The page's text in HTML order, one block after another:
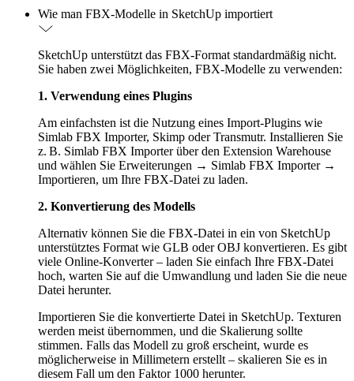
Wie man FBX-Modelle in SketchUp importiert
SketchUp unterstützt das FBX-Format standardmäßig nicht.
Sie haben zwei Möglichkeiten, FBX-Modelle zu verwenden:
1. Verwendung eines Plugins
Am einfachsten ist die Nutzung eines Import-Plugins wie
Simlab FBX Importer, Skimp oder Transmutr. Installieren Sie
z. B. Simlab FBX Importer über den Extension Warehouse
und wählen Sie Erweiterungen → Simlab FBX Importer →
Importieren, um Ihre FBX-Datei zu laden.
2. Konvertierung des Modells
Alternativ können Sie die FBX-Datei in ein von SketchUp
unterstütztes Format wie GLB oder OBJ konvertieren. Es gibt
viele Online-Konverter – laden Sie einfach Ihre FBX-Datei
hoch, warten Sie auf die Umwandlung und laden Sie die neue
Datei herunter.
Importieren Sie die konvertierte Datei in SketchUp. Texturen
werden meist übernommen, und die Skalierung sollte
stimmen. Falls das Modell zu groß erscheint, wurde es
möglicherweise in Millimetern erstellt – skalieren Sie es in
diesem Fall um den Faktor 1000 herunter.